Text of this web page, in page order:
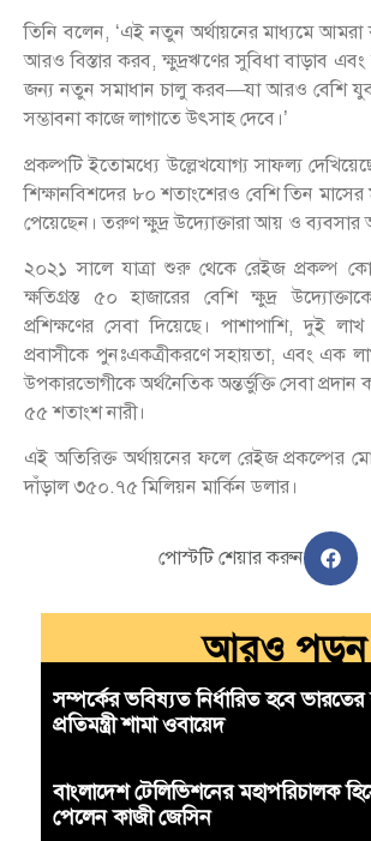
তিনি বলেন, ‘এই নতুন অর্থায়নের মাধ্যমে
আরও বিস্তার করব, ক্ষুদ্রঋণের সুবিধা বাড়াব এবং
জন্য নতুন সমাধান চালু করব—যা আরও বেশি
সম্ভাবনা কাজে লাগাতে উৎসাহ দেবে।’
প্রকল্পটি ইতোমধ্যে উল্লেখযোগ্য সাফল্য
শিক্ষানবিশদের ৮০ শতাংশেরও বেশি তিন মাসের
পেয়েছেন। তরুণ ক্ষুদ্র উদ্যোক্তারা আয় ও ব্যবসার
২০২১ সালে যাত্রা শুরু থেকে রেইজ প্রকল্প
ক্ষতিগ্রস্ত ৫০ হাজারের বেশি ক্ষুদ্র
প্রশিক্ষণের সেবা দিয়েছে। পাশাপাশি, দুই
প্রবাসীকে পুনঃএকত্রীকরণে সহায়তা, এবং এক
উপকারভোগীকে অর্থনৈতিক অন্তর্ভুক্তি সেবা প্রদান
৫৫ শতাংশ নারী।
এই অতিরিক্ত অর্থায়নের ফলে রেইজ প্রকল্পের
দাঁড়াল ৩৫০.৭৫ মিলিয়ন মার্কিন ডলার।
পোস্টটি শেয়ার করুন
আরও পড়ুন
সম্পর্কের ভবিষ্যত নির্ধারিত হবে ভারতের
প্রতিমন্ত্রী শামা ওবায়েদ
বাংলাদেশ টেলিভিশনের মহাপরিচালক
পেলেন কাজী জেসিন